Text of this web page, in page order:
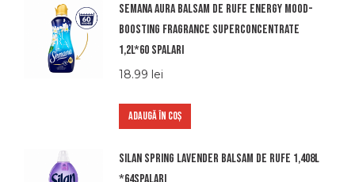
Semana aura balsam de rufe energy mood-
boosting fragrance superconcentrate
1,2l*60 spalari
18.99 lei
ADAUGĂ ÎN COȘ
Silan spring lavender balsam de rufe 1,408l
*64spalari